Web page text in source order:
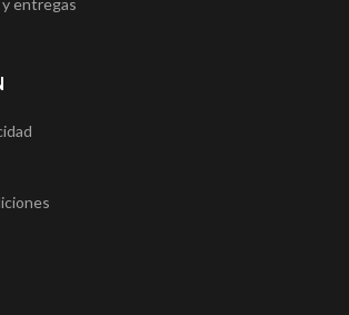
entregas